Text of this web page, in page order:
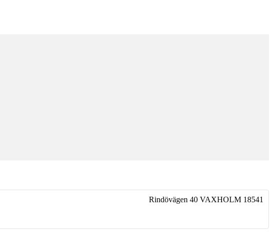
Rindövägen 40 VAXHOLM 18541